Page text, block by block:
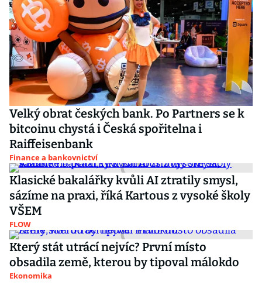
Velký obrat českých bank. Po Partners se k
bitcoinu chystá i Česká spořitelna i
Raiffeisenbank
Finance a bankovnictví
Klasické bakalářky kvůli AI ztratily smysl,
sázíme na praxi, říká Kartous z vysoké školy
VŠEM
FLOW
Který stát utrácí nejvíc? První místo
obsadila země, kterou by tipoval málokdo
Ekonomika